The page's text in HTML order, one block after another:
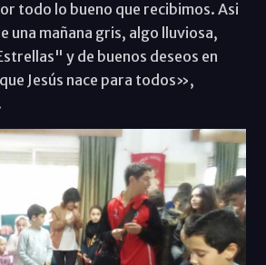
todo lo bueno que recibimos. Asi
una mañana gris, algo lluviosa,
y de buenos deseos en
Jesús nace para todos»,